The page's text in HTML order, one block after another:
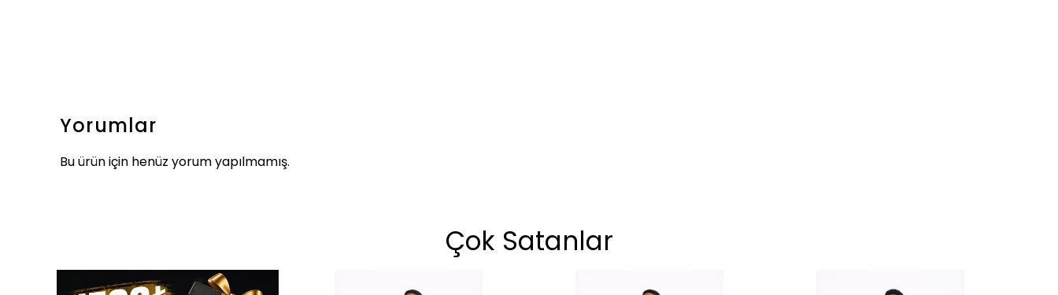
Yorumlar
Bu ürün için henüz yorum yapılmamış.
Çok Satanlar